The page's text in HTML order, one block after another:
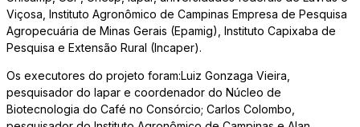
Viçosa, Instituto Agronômico de Campinas Empresa de Pesquisa
Agropecuária de Minas Gerais (Epamig), Instituto Capixaba de
Pesquisa e Extensão Rural (Incaper).
Os executores do projeto foram:Luiz Gonzaga Vieira,
pesquisador do Iapar e coordenador do Núcleo de
Biotecnologia do Café no Consórcio; Carlos Colombo,